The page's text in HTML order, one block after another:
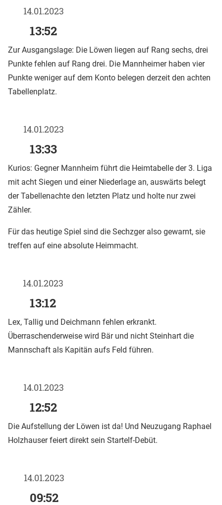
14.01.2023
13:52
Zur Ausgangslage: Die Löwen liegen auf Rang sechs, drei
Punkte fehlen auf Rang drei. Die Mannheimer haben vier
Punkte weniger auf dem Konto belegen derzeit den achten
Tabellenplatz.
14.01.2023
13:33
Kurios: Gegner Mannheim führt die Heimtabelle der 3. Liga
mit acht Siegen und einer Niederlage an, auswärts belegt
der Tabellenachte den letzten Platz und holte nur zwei
Zähler.
Für das heutige Spiel sind die Sechzger also gewarnt, sie
treffen auf eine absolute Heimmacht.
14.01.2023
13:12
Lex, Tallig und Deichmann fehlen erkrankt.
Überraschenderweise wird Bär und nicht Steinhart die
Mannschaft als Kapitän aufs Feld führen.
14.01.2023
12:52
Die Aufstellung der Löwen ist da! Und Neuzugang Raphael
Holzhauser feiert direkt sein Startelf-Debüt.
14.01.2023
09:52